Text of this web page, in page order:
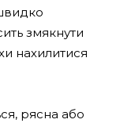
змякнути
нахилитися
рясна або